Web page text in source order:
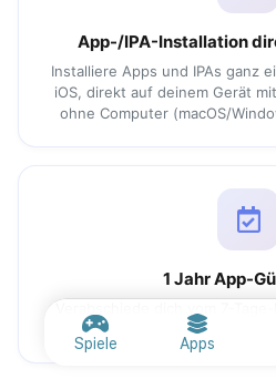
Spiele Apps
App-/IPA-Installation
Installiere Apps und IPAs ganz
iOS, direkt auf deinem Gerät
ohne Computer (macOS/
1 Jahr App-
Verabschiede dich vom 7-
Apps einmal und behalte